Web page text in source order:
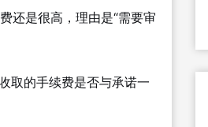
还是很高，理由是“需要审
取的手续费是否与承诺一